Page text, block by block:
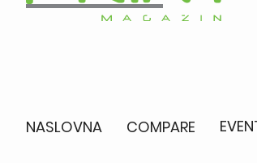
NASLOVNA COMPARE